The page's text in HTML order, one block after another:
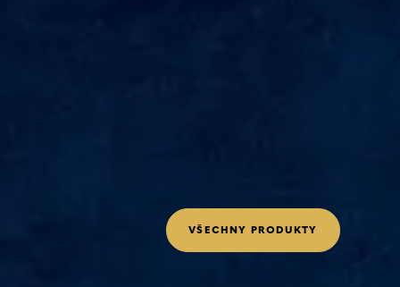
VŠECHNY PRODUKTY